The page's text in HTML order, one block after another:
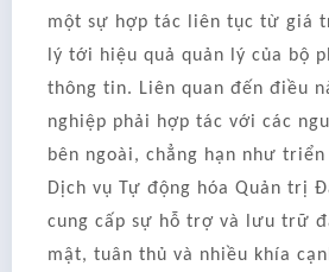
một sự hợp tác liên tục từ giá
lý tới hiệu quả quản lý của bộ
thông tin. Liên quan đến điều
nghiệp phải hợp tác với các
bên ngoài, chẳng hạn như triển
Dịch vụ Tự động hóa Quản trị
cung cấp sự hỗ trợ và lưu trữ
mật, tuân thủ và nhiều khía